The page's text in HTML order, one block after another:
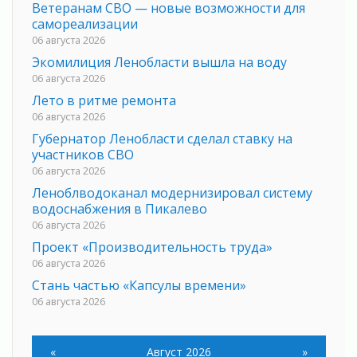
Ветеранам СВО — новые возможности для
самореализации
06 августа 2026
Экомилиция Ленобласти вышла на воду
06 августа 2026
Лето в ритме ремонта
06 августа 2026
Губернатор Ленобласти сделал ставку на
участников СВО
06 августа 2026
Леноблводоканал модернизировал систему
водоснабжения в Пикалево
06 августа 2026
Проект «Производительность труда»
06 августа 2026
Стань частью «Капсулы времени»
06 августа 2026
центр
« Август 2026 »